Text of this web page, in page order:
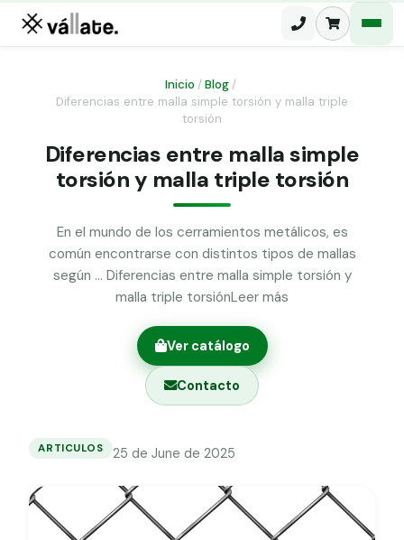
Malla electrosoldada
Malla ganadera
Malla simple torsión
Malla triple torsión
Panel malla H.
Puerta abatible dos hojas
Poste malla Hércules
Poste malla simple torsión
Alambre de espino galvanizado
Alambre liso galvanizado
Malla ocultación 70 g/m² verde
Abrazadera PVC malla H.
Grapadora
Grapas a-18
Tensor galvanizado
Inicio /Blog /
Diferencias entre malla simple torsión y malla triple
torsión
Diferencias entre malla simple
torsión y malla triple torsión
En el mundo de los cerramientos metálicos, es
común encontrarse con distintos tipos de mallas
según … Diferencias entre malla simple torsión y
malla triple torsiónLeer más
Ver catálogo
Contacto
ARTICULOS 25 de June de 2025
malla
simple
torsión